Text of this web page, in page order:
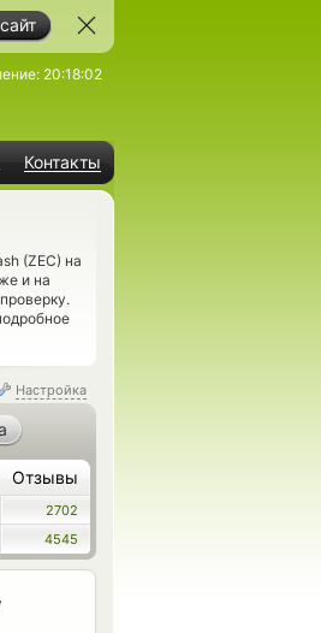
Контакты
20:18:02
(ZEC) на
и на
Настройка
Отзывы
2702
4545